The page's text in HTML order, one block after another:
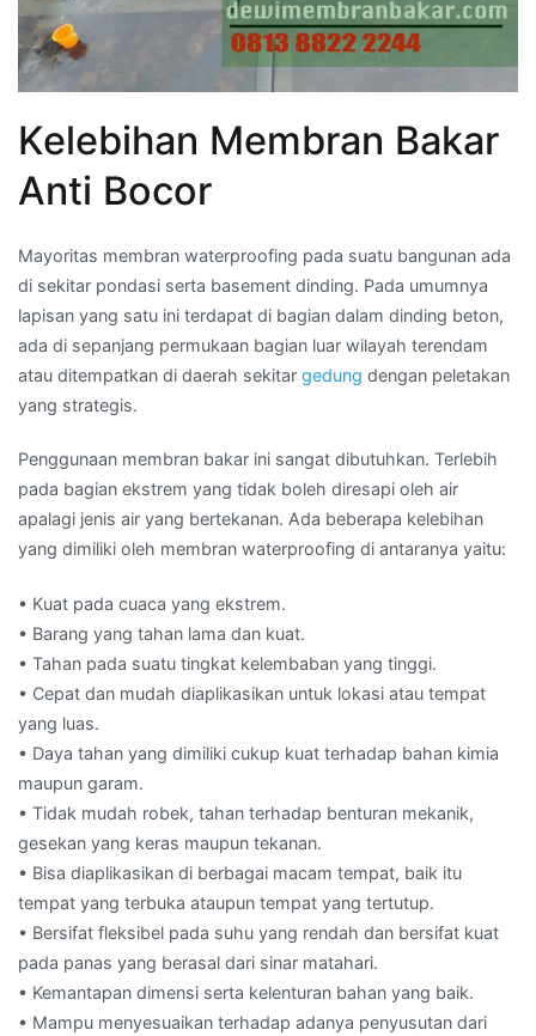
Kelebihan Membran Bakar
Anti Bocor
Mayoritas membran waterproofing pada suatu bangunan ada
di sekitar pondasi serta basement dinding. Pada umumnya
lapisan yang satu ini terdapat di bagian dalam dinding beton,
ada di sepanjang permukaan bagian luar wilayah terendam
atau ditempatkan di daerah sekitar gedung dengan peletakan
yang strategis.
Penggunaan membran bakar ini sangat dibutuhkan. Terlebih
pada bagian ekstrem yang tidak boleh diresapi oleh air
apalagi jenis air yang bertekanan. Ada beberapa kelebihan
yang dimiliki oleh membran waterproofing di antaranya yaitu:
• Kuat pada cuaca yang ekstrem.
• Barang yang tahan lama dan kuat.
• Tahan pada suatu tingkat kelembaban yang tinggi.
• Cepat dan mudah diaplikasikan untuk lokasi atau tempat
yang luas.
• Daya tahan yang dimiliki cukup kuat terhadap bahan kimia
maupun garam.
• Tidak mudah robek, tahan terhadap benturan mekanik,
gesekan yang keras maupun tekanan.
• Bisa diaplikasikan di berbagai macam tempat, baik itu
tempat yang terbuka ataupun tempat yang tertutup.
• Bersifat fleksibel pada suhu yang rendah dan bersifat kuat
pada panas yang berasal dari sinar matahari.
• Kemantapan dimensi serta kelenturan bahan yang baik.
• Mampu menyesuaikan terhadap adanya penyusutan dari